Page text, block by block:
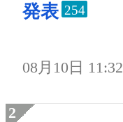
発表 254
08月10日 11:32